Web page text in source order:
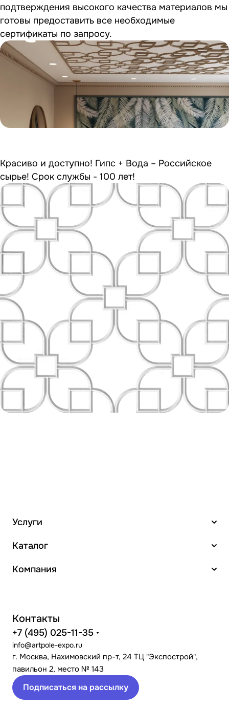
подтверждения высокого качества материалов мы
готовы предоставить все необходимые
сертификаты по запросу.
Красиво и доступно! Гипс + Вода – Российское
сырье! Срок службы - 100 лет!
Услуги
Каталог
Компания
Контакты
+7 (495) 025-11-35
info@artpole-expo.ru
г. Москва, Нахимовский пр-т, 24 ТЦ "Экспострой",
павильон 2, место № 143
Подписаться на рассылку